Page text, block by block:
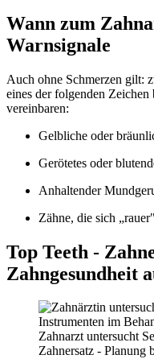
Wann zum
Warnsignale
Auch ohne Schmerzen gilt:
eines der folgenden
vereinbaren:
Gelbliche oder
Gerötetes oder
Anhaltender
Zähne, die sich
Top Teeth -
Zahngesundheit
Zahnarzt untersucht
Zahnersatz - Planung